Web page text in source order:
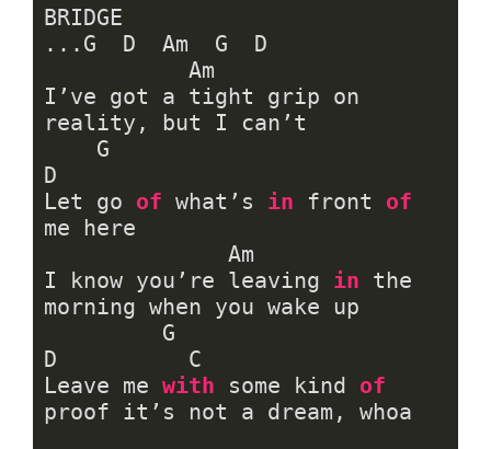
BRIDGE
...G  D  Am  G  D
I’ve got a tight grip on
reality, but I can’t
D
Let go of what’s in front of
me here
I know you’re leaving in the
morning when you wake up
D          C
Leave me with some kind of
proof it’s not a dream, whoa